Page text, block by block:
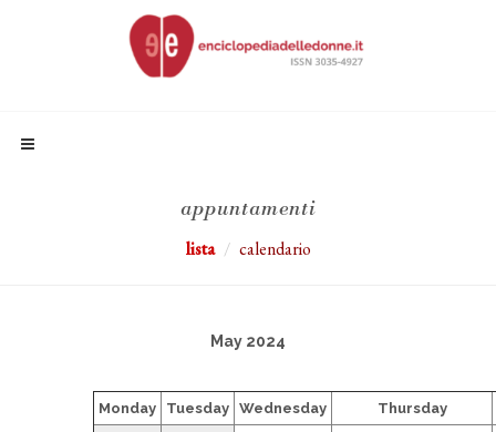
appuntamenti
lista calendario
May 2024
Monday Tuesday Wednesday Thursday